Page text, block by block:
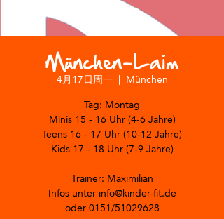
München-Laim
4月17日周一
  |
München
Tag: Montag
Minis 15 - 16 Uhr (4-6 Jahre)
Teens 16 - 17 Uhr (10-12 Jahre)
Kids 17 - 18 Uhr (7-9 Jahre)
Trainer: Maximilian
Infos unter info@kinder-fit.de
oder 0151/51029628